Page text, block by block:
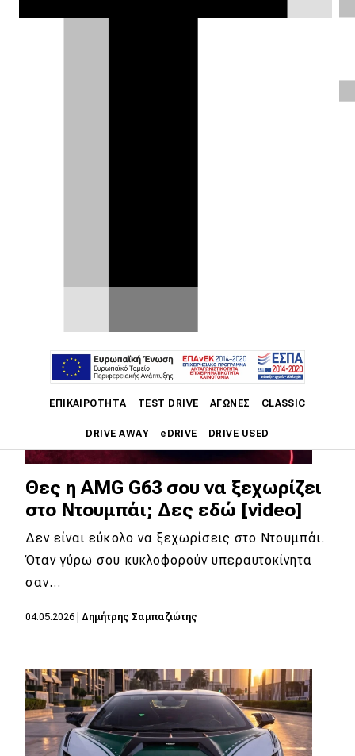
ΕΠΙΚΑΙΡΌΤΗΤΑ TEST DRIVE ΑΓΏΝΕΣ CLASSIC
DRIVE AWAY eDRIVE DRIVE USED
Main navigation
Επικαιρότητα
Νέα μοντέλα
Πρωτότυπα
Ελλάδα
Κόσμος
Ασφάλεια
Αγορά
Απόψεις
Θες η AMG G63 σου να ξεχωρίζει
στο Ντουμπάι; Δες εδώ [video]
Δεν είναι εύκολο να ξεχωρίσεις στο Ντουμπάι.
Όταν γύρω σου κυκλοφορούν υπεραυτοκίνητα
σαν…
04.05.2026 Δημήτρης Σαμπαζιώτης